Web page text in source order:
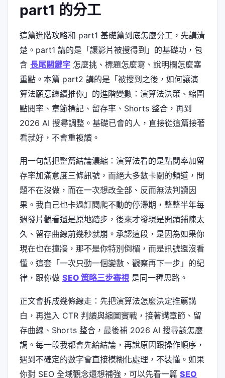
part1 的分工
這篇進階攻略和 part1 基礎篇到底怎麼分工，先講清
楚。part1 講的是「讓影片被搜得到」的基礎功，包
含 長尾關鍵字 怎麼挑、標題怎麼寫、說明欄怎麼塞
重點。本篇 part2 講的是「被搜到之後，如何讓演
算法願意繼續推你」的進階變數：演算法決策、縮圖
點閱率、章節標記、留存率、Shorts 整合，再到
2026 AI 搜尋調整。基礎已會的人，直接從這篇接著
看就好，不會重複讀。
用一句話把整篇結論濃縮：演算法看的是點閱率加留
存率加滿意度三條訊號，而絕大多數卡關的頻道，問
題不在沒做，而在一次想改全部、反而無法判讀因
果。我自己也卡過訂閱爬不動的停滯期，整整半年每
週發片觀看還是原地踏步，後來才發現是開頭鋪陳太
久、留存曲線前幾秒就崩。承認這段，是因為如果你
現在也在撞牆，那不是你特別倒楣，而是訊號還沒看
懂。這套「一次只動一個變數、觀察再下一步」的紀
律，跟你做 SEO 策略三步審視 是同一種思路。
正文會拆成幾條線走：先把演算法怎麼決定推薦講
白，再進入 CTR 判讀與縮圖實戰，接著講章節、留
存曲線、Shorts 整合，最後補 2026 AI 搜尋該怎麼
調。每一段我都會先給結論，再說原因跟操作順序，
遇到不確定的數字會直接模糊化處理，不裝懂。如果
你對 SEO 全域觀念還想補強，可以先看一篇 SEO